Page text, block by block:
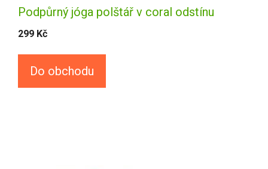
Podpůrný jóga polštář v coral odstínu
299 Kč
Do obchodu